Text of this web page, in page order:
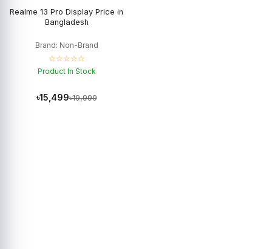
Realme 13 Pro Display Price in
Bangladesh
Brand: Non-Brand
☆☆☆☆☆
Product In Stock
৳15,499৳19,999